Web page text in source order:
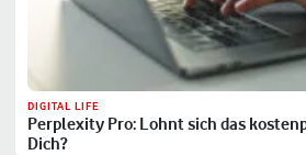
DIGITAL LIFE
Perplexity Pro: Lohnt sich das
Dich?